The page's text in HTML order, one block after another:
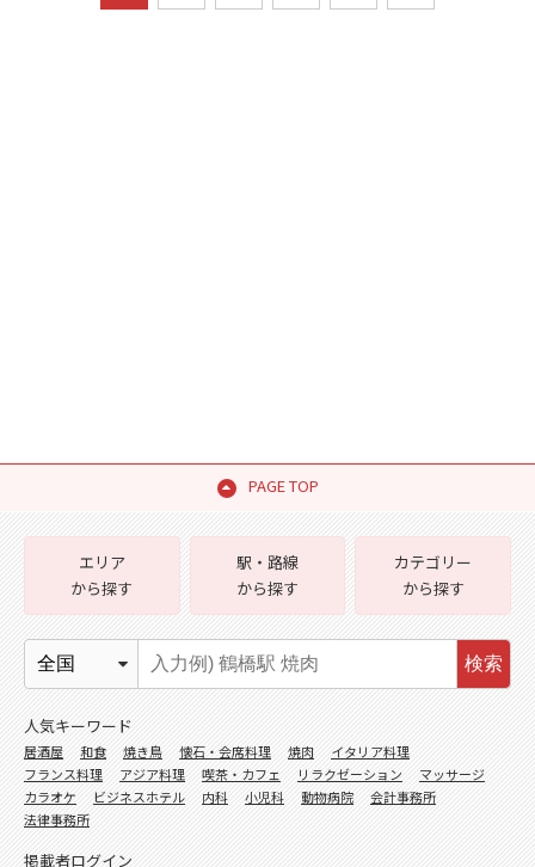
PAGE TOP
エリア
から探す
駅・路線
から探す
カテゴリー
から探す
検索
人気キーワード
居酒屋 和食 焼き鳥 懐石・会席料理 焼肉
イタリア料理
フランス料理
アジア料理 喫茶・カフェ リラクゼーション
マッサージ
カラオケ
ビジネスホテル 内科 小児科 動物病院
会計事務所
法律事務所
掲載者ログイン